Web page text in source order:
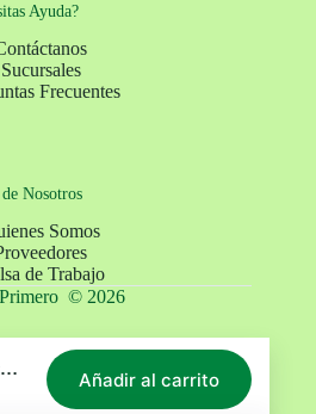
Ayuda?
Sucursales
Frecuentes
Nosotros
Somos
de Trabajo
Primero © 2026
Términos y Condiciones
Site Map
Vitamina E 25 ml Nutrición 2000 Añadir al carrito